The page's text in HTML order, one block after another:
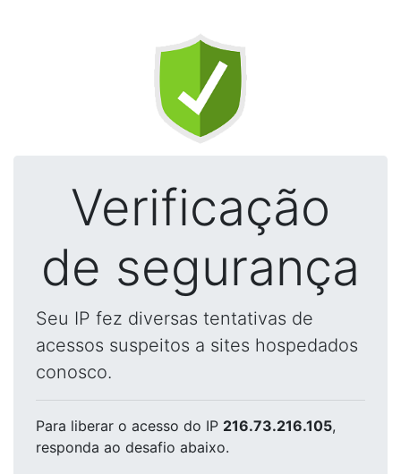
Verificação
de segurança
Seu IP fez diversas tentativas de
acessos suspeitos a sites hospedados
conosco.
Para liberar o acesso do IP 216.73.216.105,
responda ao desafio abaixo.